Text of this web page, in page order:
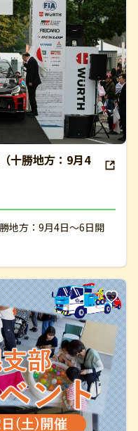
十勝地方：9月4
地方：9月4日～6日開